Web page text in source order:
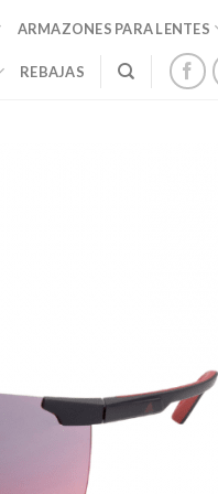
ARMAZONES PARA LENTES
REBAJAS